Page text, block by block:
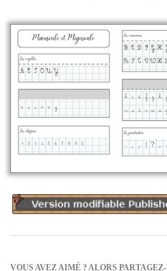
VOUS AVEZ AIMÉ ? ALORS